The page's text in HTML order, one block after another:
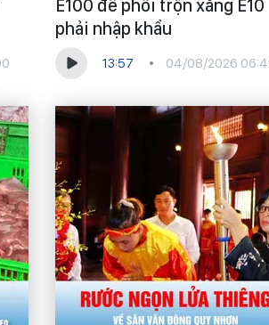
E100 để phối trộn xăng E10
phải nhập khẩu
13:57 04/08/2026